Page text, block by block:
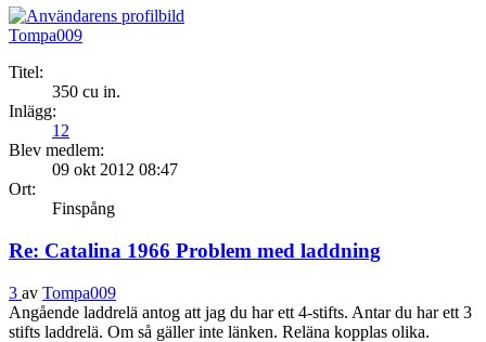
Tompa009
Titel:
350 cu in.
Inlägg:
12
Blev medlem:
09 okt 2012 08:47
Ort:
Finspång
Re: Catalina 1966 Problem med laddning
3 av Tompa009
Angående laddrelä antog att jag du har ett 4-stifts. Antar du har ett 3
stifts laddrelä. Om så gäller inte länken. Reläna kopplas olika.